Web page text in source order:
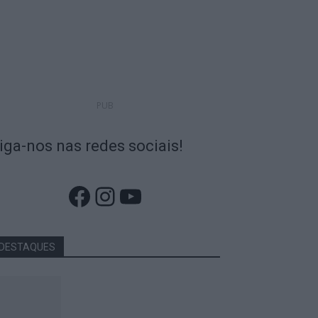
nos nas redes sociais!
Facebook
Instagram
YouTube